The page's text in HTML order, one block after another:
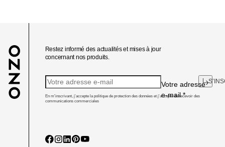
Restez informé des actualités et mises à jour
concernant nos produits.
Votre adresse
e-mail*
En m'inscrivant, j'accepte la politique de protection des données et j'accepte de recevoir des
communications commerciales